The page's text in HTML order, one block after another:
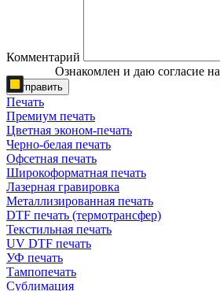
Комментарий
Ознакомлен и даю согласие на
Отправить
Печать
Премиум печать
Цветная эконом-печать
Черно-белая печать
Офсетная печать
Широкоформатная печать
Лазерная гравировка
Металлизированная печать
DTF печать (термотрансфер)
Текстильная печать
UV DTF печать
УФ печать
Тампопечать
Сублимация